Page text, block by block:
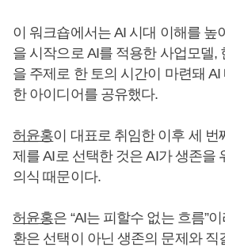
이 워크숍에서는 AI 시대 이해를 높
을 시작으로 AI를 적용한 사업모델,
을 주제로 한 토의 시간이 마련돼
한 아이디어를 공유했다.
허윤홍이 대표로 취임한 이후 세 번
제를 AI로 선택한 것은 AI가 생존을
의식 때문이다.
허윤홍은 “AI는 피할수 없는 흐름”
환은 선택이 아닌 생존의 문제와 직